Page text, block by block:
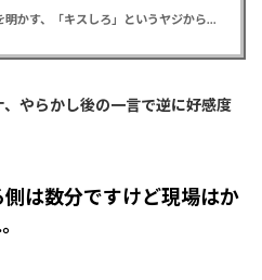
元フジ渡邊渚 フラッシュバックを明かす、「キスしろ」というヤジからパニックに… 「1人の人間の人生に、当たり前の生活を奪った人が全て悪い」
やらかし後の一言で逆に好感度
は数分ですけど現場はか